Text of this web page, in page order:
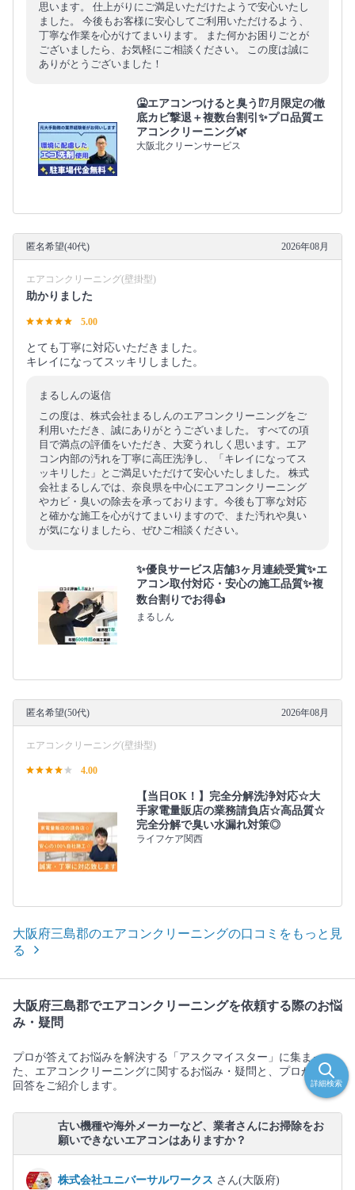
思います。 仕上がりにご満足いただけたようで安心いたし
ました。 今後もお客様に安心してご利用いただけるよう、
丁寧な作業を心がけてまいります。 また何かお困りごとが
ございましたら、お気軽にご相談ください。 この度は誠に
ありがとうございました！
🤮エアコンつけると臭う⁉️7月限定の徹
底カビ撃退＋複数台割引✨プロ品質エ
アコンクリーニング🌿
大阪北クリーンサービス
匿名希望(40代) 2026年08月
エアコンクリーニング(壁掛型)
助かりました
5.00
とても丁寧に対応いただきました。
キレイになってスッキリしました。
まるしんの返信
この度は、株式会社まるしんのエアコンクリーニングをご
利用いただき、誠にありがとうございました。 すべての項
目で満点の評価をいただき、大変うれしく思います。エア
コン内部の汚れを丁寧に高圧洗浄し、「キレイになってス
ッキリした」とご満足いただけて安心いたしました。 株式
会社まるしんでは、奈良県を中心にエアコンクリーニング
やカビ・臭いの除去を承っております。今後も丁寧な対応
と確かな施工を心がけてまいりますので、また汚れや臭い
が気になりましたら、ぜひご相談ください。
✨優良サービス店舗3ヶ月連続受賞✨エ
アコン取付対応・安心の施工品質✨複
数台割りでお得👍
まるしん
匿名希望(50代) 2026年08月
エアコンクリーニング(壁掛型)
4.00
【当日OK！】完全分解洗浄対応☆大
手家電量販店の業務請負店☆高品質☆
完全分解で臭い水漏れ対策◎
ライフケア関西
大阪府三島郡のエアコンクリーニングの口コミをもっと見
る
大阪府三島郡でエアコンクリーニングを依頼する際のお悩
み・疑問
プロが答えてお悩みを解決する「アスクマイスター」に集まっ
た、エアコンクリーニングに関するお悩み・疑問と、プロからの
回答をご紹介します。
古い機種や海外メーカーなど、業者さんにお掃除をお
願いできないエアコンはありますか？
株式会社ユニバーサルワークス さん(大阪府)
詳細検索